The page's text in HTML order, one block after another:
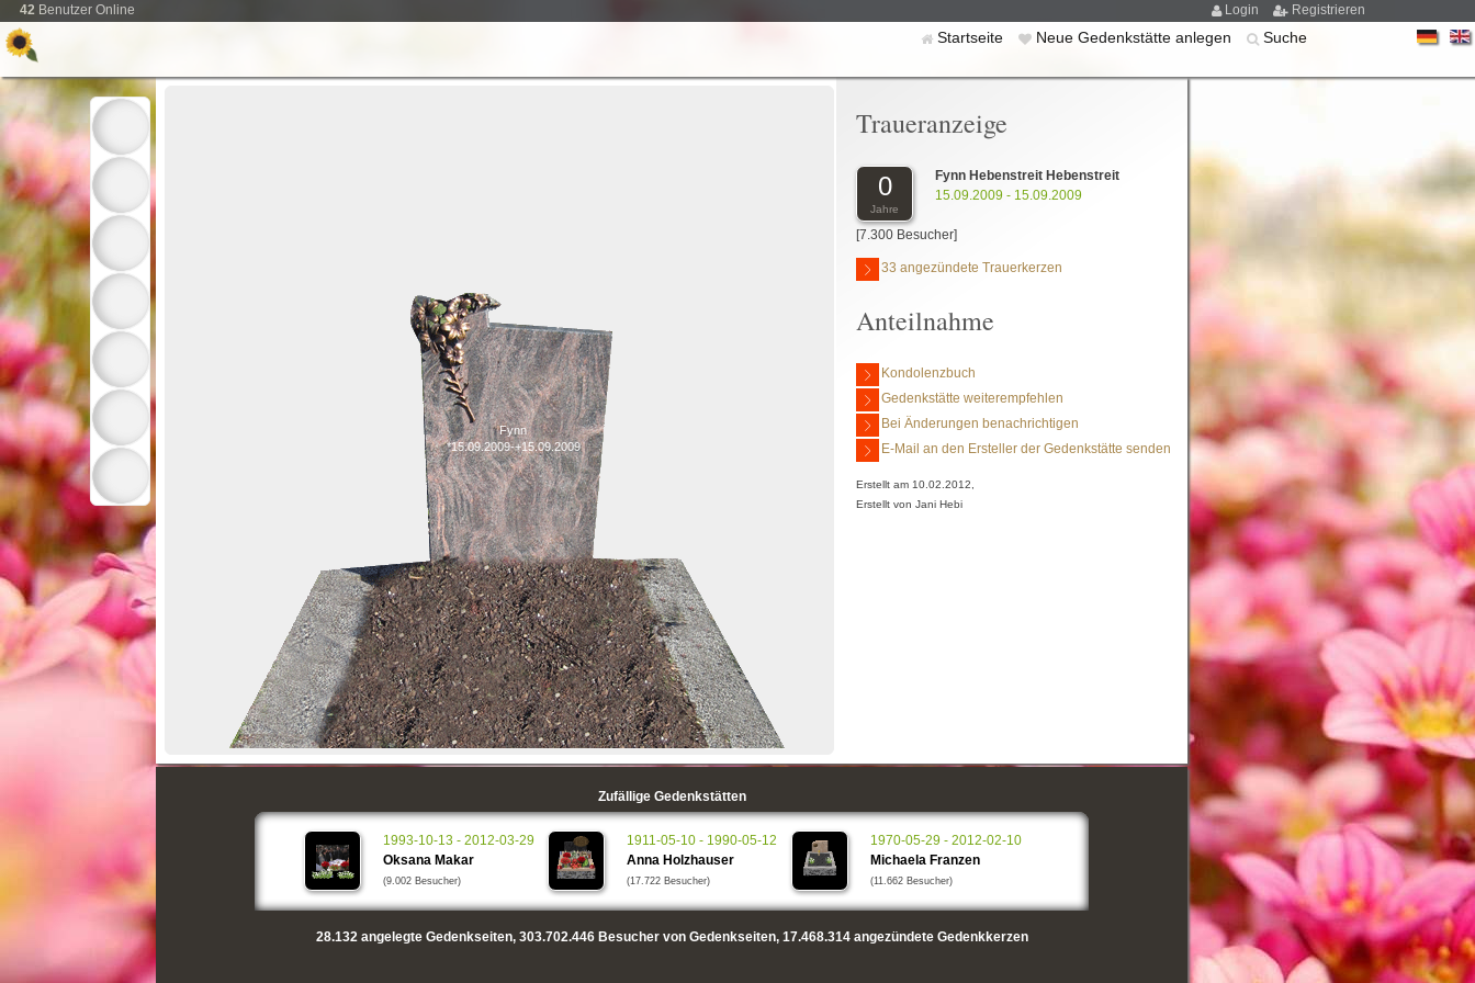
42 Benutzer Online Login Registrieren
Startseite Neue Gedenkstätte anlegen Suche
Fynn
*15.09.2009-+15.09.2009
Traueranzeige
0
Jahre
Fynn Hebenstreit Hebenstreit
15.09.2009 - 15.09.2009
[7.300 Besucher]
33 angezündete Trauerkerzen
Anteilnahme
Kondolenzbuch
Gedenkstätte weiterempfehlen
Bei Änderungen benachrichtigen
E-Mail an den Ersteller der Gedenkstätte senden
Erstellt am 10.02.2012,
Erstellt von Jani Hebi
Zufällige Gedenkstätten
1993-10-13 - 2012-03-29
Oksana Makar
(9.002 Besucher)
1911-05-10 - 1990-05-12
Anna Holzhauser
(17.722 Besucher)
1970-05-29 - 2012-02-10
Michaela Franzen
(11.662 Besucher)
28.132angelegte Gedenkseiten, 303.702.446Besucher von Gedenkseiten, 17.468.314angezündete Gedenkkerzen